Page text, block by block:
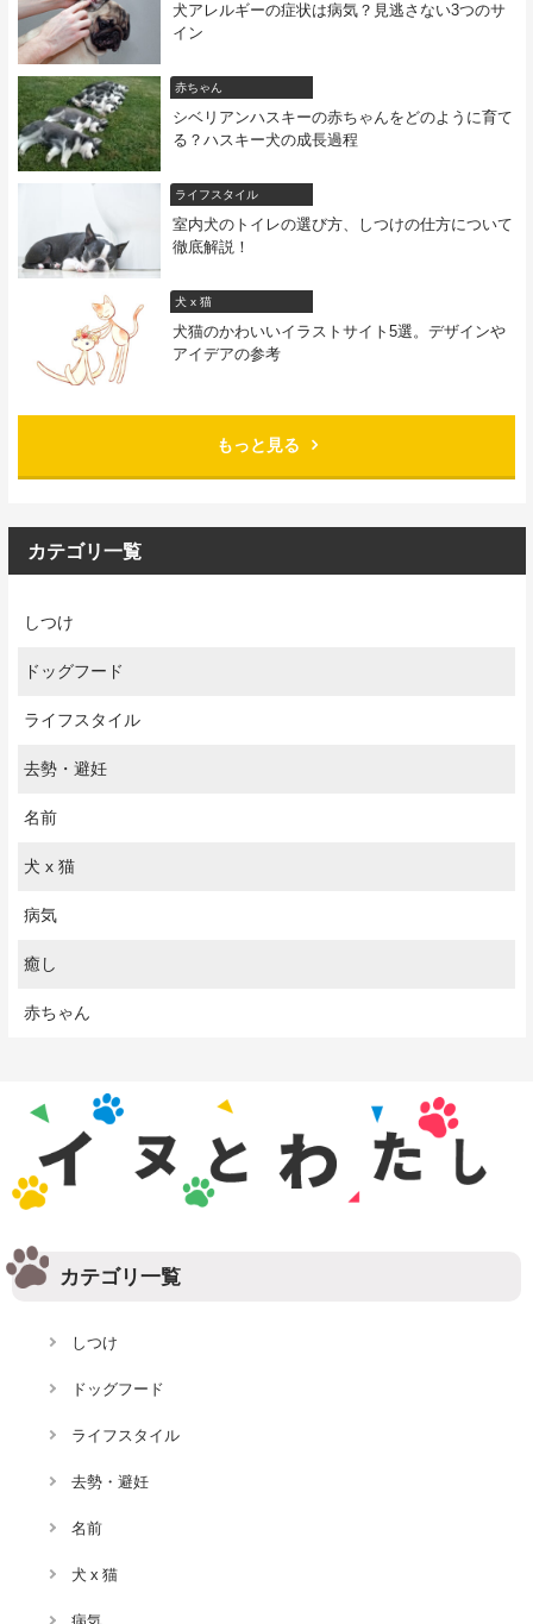
犬アレルギーの症状は病気？見逃さない3つのサ
イン
赤ちゃん
シベリアンハスキーの赤ちゃんをどのように育て
る？ハスキー犬の成長過程
ライフスタイル
室内犬のトイレの選び方、しつけの仕方について
徹底解説！
犬 x 猫
犬猫のかわいいイラストサイト5選。デザインや
アイデアの参考
もっと見る
カテゴリ一覧
しつけ
ドッグフード
ライフスタイル
去勢・避妊
名前
犬 x 猫
病気
癒し
赤ちゃん
カテゴリ一覧
しつけ
ドッグフード
ライフスタイル
去勢・避妊
名前
犬 x 猫